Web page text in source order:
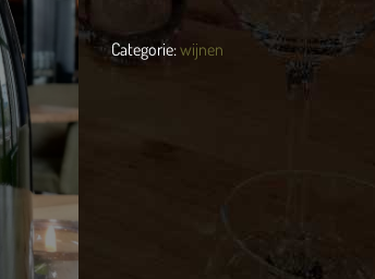
Cava
Brut,
Categorie:wijnen